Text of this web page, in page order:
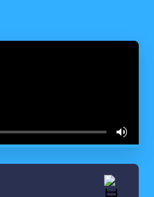
volume_up